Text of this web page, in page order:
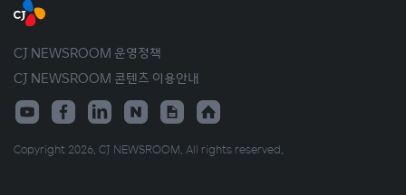
CJ NEWSROOM 운영정책
CJ NEWSROOM 콘텐츠 이용안내
Copyright 2026. CJ NEWSROOM. All rights reserved.